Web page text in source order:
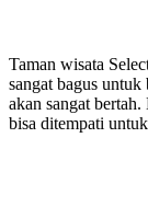
Taman wisata
sangat bagus
akan sangat
bisa ditempati